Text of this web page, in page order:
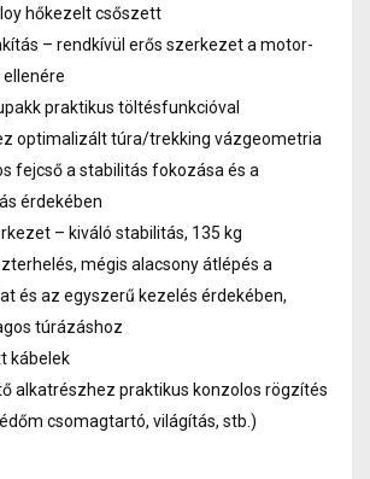
hőkezelt csőszett
– rendkívül erős szerkezet a motor-
praktikus töltésfunkcióval
optimalizált túra/trekking vázgeometria
fejcső a stabilitás fokozása és a
érdekében
– kiváló stabilitás, 135 kg
mégis alacsony átlépés a
és az egyszerű kezelés érdekében,
túrázáshoz
kábelek
alkatrészhez praktikus konzolos rögzítés
csomagtartó, világítás, stb.)